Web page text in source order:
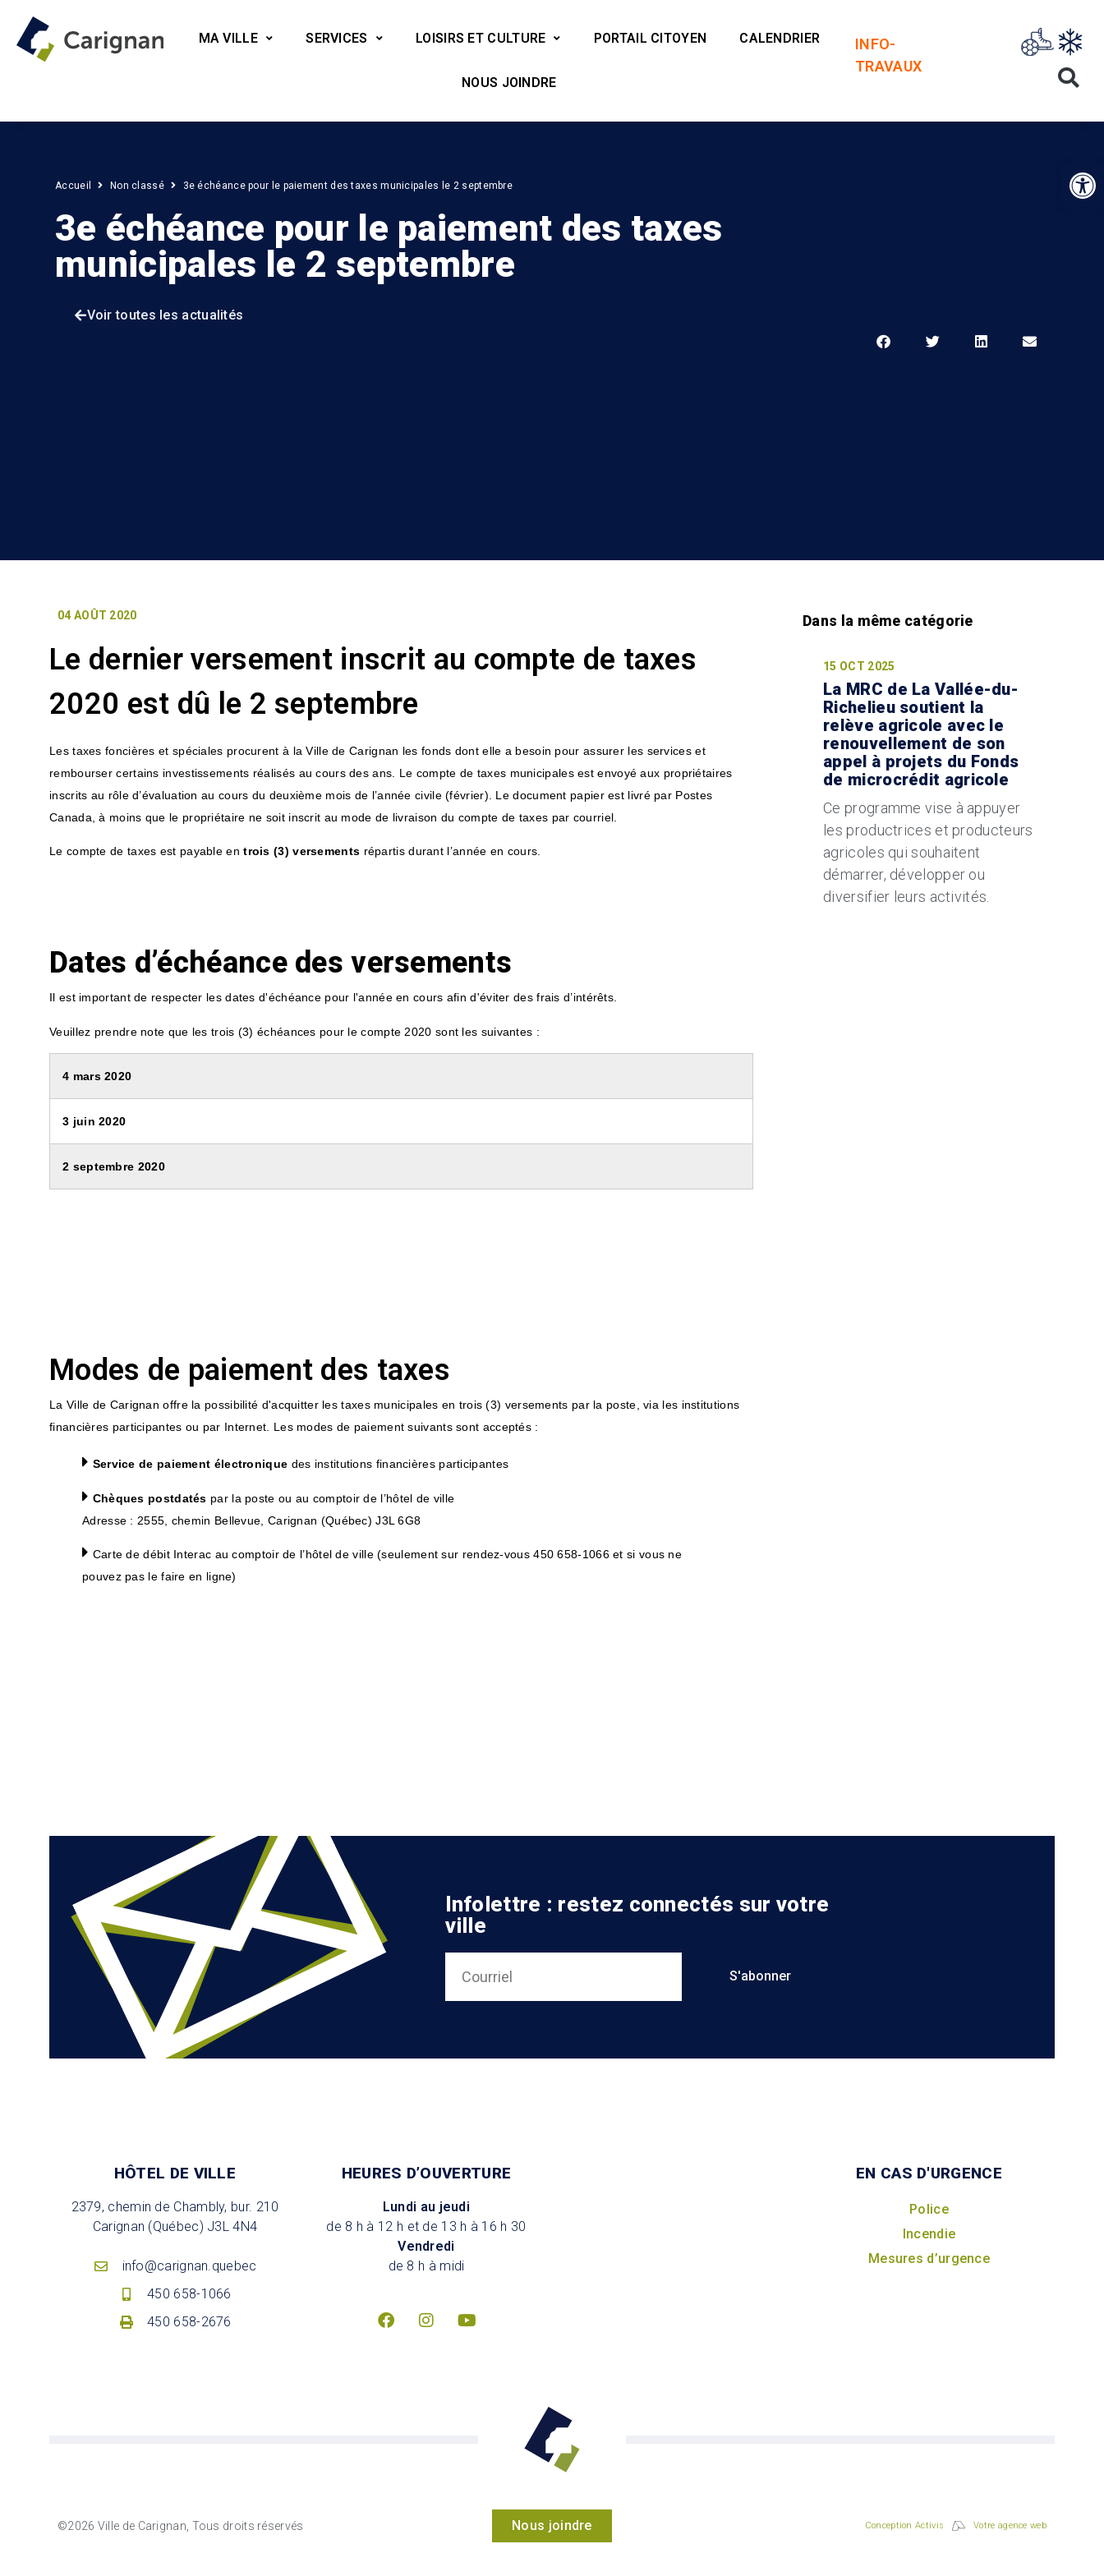
MA VILLE SERVICES LOISIRS ET CULTURE PORTAIL CITOYEN CALENDRIER
NOUS JOINDRE
INFO-
TRAVAUX
Accueil Non classé 3e échéance pour le paiement des taxes municipales le 2 septembre
3e échéance pour le paiement des taxes
municipales le 2 septembre
Voir toutes les actualités
04 AOÛT 2020
Le dernier versement inscrit au compte de taxes
2020 est dû le 2 septembre
Les taxes foncières et spéciales procurent à la Ville de Carignan les fonds dont elle a besoin pour assurer les services et
rembourser certains investissements réalisés au cours des ans. Le compte de taxes municipales est envoyé aux propriétaires
inscrits au rôle d’évaluation au cours du deuxième mois de l’année civile (février). Le document papier est livré par Postes
Canada, à moins que le propriétaire ne soit inscrit au mode de livraison du compte de taxes par courriel.
Le compte de taxes est payable entrois (3) versements répartis durant l’année en cours.
Dates d’échéance des versements
Il est important de respecter les dates d'échéance pour l'année en cours afin d'éviter des frais d’intérêts.
Veuillez prendre note que les trois (3) échéances pour le compte 2020 sont les suivantes :
4 mars 2020
3 juin 2020
2 septembre 2020
Modes de paiement des taxes
La Ville de Carignan offre la possibilité d'acquitter les taxes municipales en trois (3) versements par la poste, via les institutions
financières participantes ou par Internet. Les modes de paiement suivants sont acceptés :
Service de paiement électronique des institutions financières participantes
Chèques postdatés par la poste ou au comptoir de l’hôtel de ville
Adresse : 2555, chemin Bellevue, Carignan (Québec) J3L 6G8
Carte de débit Interac au comptoir de l’hôtel de ville (seulement sur rendez-vous 450 658-1066 et si vous ne
pouvez pas le faire en ligne)
15 OCT 2025
La MRC de La Vallée-du-
Richelieu soutient la
relève agricole avec le
renouvellement de son
appel à projets du Fonds
de microcrédit agricole
Ce programme vise à appuyer
les productrices et producteurs
agricoles qui souhaitent
démarrer, développer ou
diversifier leurs activités.
Infolettre : restez connectés sur votre
ville
S'abonner
HÔTEL DE VILLE
2379, chemin de Chambly, bur. 210
Carignan (Québec) J3L 4N4
info@carignan.quebec
450 658-1066
450 658-2676
HEURES D’OUVERTURE
Lundi au jeudi
de 8 h à 12 h et de 13 h à 16 h 30
Vendredi
de 8 h à midi
EN CAS D'URGENCE
Police
Incendie
Mesures d’urgence
©2026 Ville de Carignan, Tous droits réservés Nous joindre Conception Activis Votre agence web